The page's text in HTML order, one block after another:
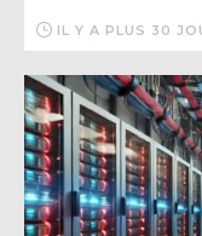
IL Y A PLUS 30